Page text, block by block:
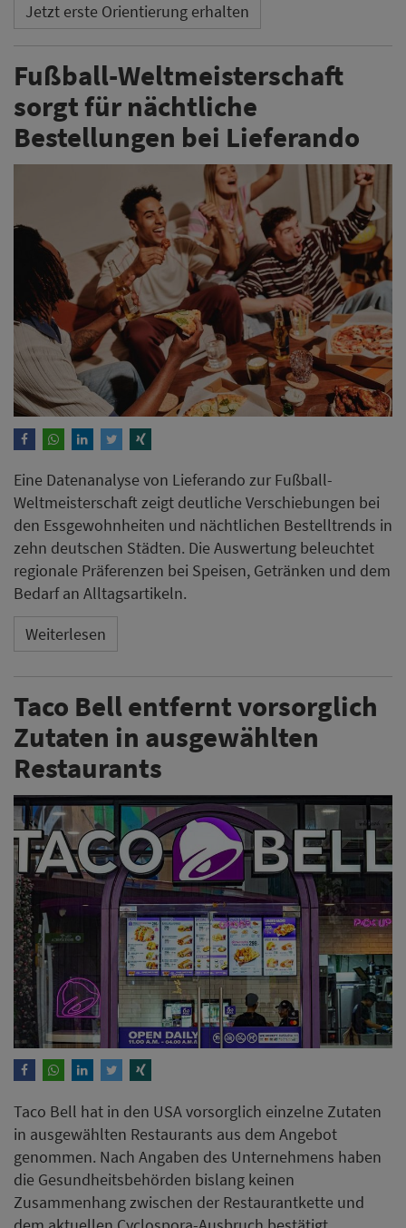
Jetzt erste Orientierung erhalten
Fußball-Weltmeisterschaft
sorgt für nächtliche
Bestellungen bei Lieferando
Eine Datenanalyse von Lieferando zur Fußball-
Weltmeisterschaft zeigt deutliche Verschiebungen bei
den Essgewohnheiten und nächtlichen Bestelltrends in
zehn deutschen Städten. Die Auswertung beleuchtet
regionale Präferenzen bei Speisen, Getränken und dem
Bedarf an Alltagsartikeln.
Weiterlesen
Taco Bell entfernt vorsorglich
Zutaten in ausgewählten
Restaurants
Taco Bell hat in den USA vorsorglich einzelne Zutaten
in ausgewählten Restaurants aus dem Angebot
genommen. Nach Angaben des Unternehmens haben
die Gesundheitsbehörden bislang keinen
Zusammenhang zwischen der Restaurantkette und